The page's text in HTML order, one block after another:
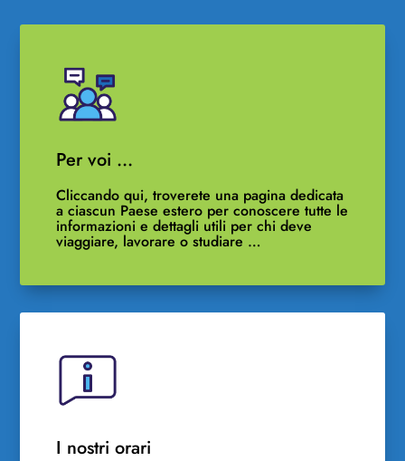
Per voi …
Cliccando qui, troverete una pagina dedicata
a ciascun Paese estero per conoscere tutte le
informazioni e dettagli utili per chi deve
viaggiare, lavorare o studiare …
I nostri orari